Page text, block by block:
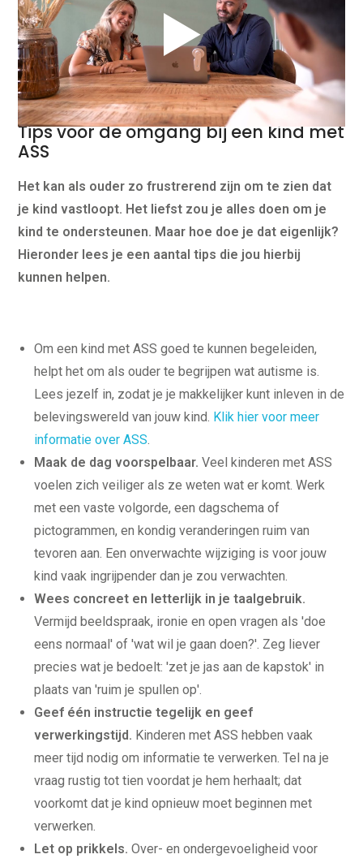
Tips voor de omgang bij een kind met
ASS
Het kan als ouder zo frustrerend zijn om te zien dat
je kind vastloopt. Het liefst zou je alles doen om je
kind te ondersteunen. Maar hoe doe je dat eigenlijk?
Hieronder lees je een aantal tips die jou hierbij
kunnen helpen.
Om een kind met ASS goed te kunnen begeleiden,
helpt het om als ouder te begrijpen wat autisme is.
Lees jezelf in, zodat je je makkelijker kunt inleven in de
belevingswereld van jouw kind. Klik hier voor meer
informatie over ASS.
Maak de dag voorspelbaar. Veel kinderen met ASS
voelen zich veiliger als ze weten wat er komt. Werk
met een vaste volgorde, een dagschema of
pictogrammen, en kondig veranderingen ruim van
tevoren aan. Een onverwachte wijziging is voor jouw
kind vaak ingrijpender dan je zou verwachten.
Wees concreet en letterlijk in je taalgebruik.
Vermijd beeldspraak, ironie en open vragen als 'doe
eens normaal' of 'wat wil je gaan doen?'. Zeg liever
precies wat je bedoelt: 'zet je jas aan de kapstok' in
plaats van 'ruim je spullen op'.
Geef één instructie tegelijk en geef
verwerkingstijd. Kinderen met ASS hebben vaak
meer tijd nodig om informatie te verwerken. Tel na je
vraag rustig tot tien voordat je hem herhaalt; dat
voorkomt dat je kind opnieuw moet beginnen met
verwerken.
Let op prikkels. Over- en ondergevoeligheid voor